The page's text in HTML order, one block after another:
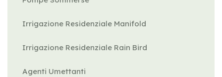
Irrigazione Residenziale Manifold
Irrigazione Residenziale Rain Bird
Agenti Umettanti